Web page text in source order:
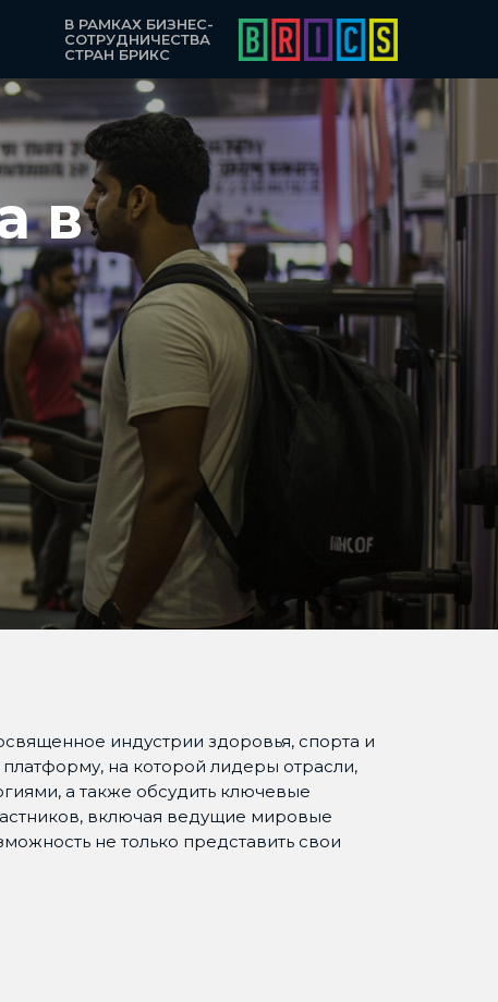
В РАМКАХ БИЗНЕС-
СОТРУДНИЧЕСТВА
СТРАН БРИКС
в
индустрии здоровья, спорта и
на которой лидеры отрасли,
а также обсудить ключевые
включая ведущие мировые
не только представить свои